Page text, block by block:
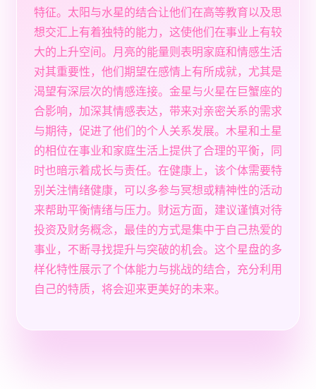
特征。太阳与水星的结合让他们在高等教育以及思
想交汇上有着独特的能力，这使他们在事业上有较
大的上升空间。月亮的能量则表明家庭和情感生活
对其重要性，他们期望在感情上有所成就，尤其是
渴望有深层次的情感连接。金星与火星在巨蟹座的
合影响，加深其情感表达，带来对亲密关系的需求
与期待，促进了他们的个人关系发展。木星和土星
的相位在事业和家庭生活上提供了合理的平衡，同
时也暗示着成长与责任。在健康上，该个体需要特
别关注情绪健康，可以多参与冥想或精神性的活动
来帮助平衡情绪与压力。财运方面，建议谨慎对待
投资及财务概念，最佳的方式是集中于自己热爱的
事业，不断寻找提升与突破的机会。这个星盘的多
样化特性展示了个体能力与挑战的结合，充分利用
自己的特质，将会迎来更美好的未来。